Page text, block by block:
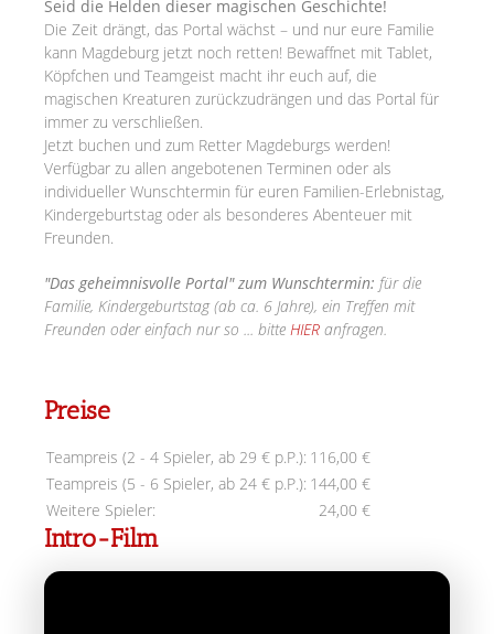
Seid die Helden dieser magischen Geschichte!
Die Zeit drängt, das Portal wächst – und nur eure Familie
kann Magdeburg jetzt noch retten! Bewaffnet mit Tablet,
Köpfchen und Teamgeist macht ihr euch auf, die
magischen Kreaturen zurückzudrängen und das Portal für
immer zu verschließen.
Jetzt buchen und zum Retter Magdeburgs werden!
Verfügbar zu allen angebotenen Terminen oder als
individueller Wunschtermin für euren Familien-Erlebnistag,
Kindergeburtstag oder als besonderes Abenteuer mit
Freunden.
"Das geheimnisvolle Portal" zum Wunschtermin: für die
Familie, Kindergeburtstag (ab ca. 6 Jahre), ein Treffen mit
Freunden oder einfach nur so ... bitte HIER anfragen.
Preise
Teampreis (2 - 4 Spieler, ab 29 € p.P.): 116,00 €
Teampreis (5 - 6 Spieler, ab 24 € p.P.): 144,00 €
Weitere Spieler:
24,00 €
Intro-Film